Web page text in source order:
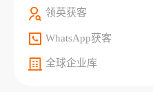
领英获客
WhatsApp获客
全球企业库